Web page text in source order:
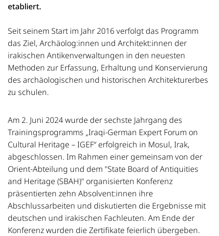
etabliert.
Seit seinem Start im Jahr 2016 verfolgt das Programm
das Ziel, Archäolog:innen und Architekt:innen der
irakischen Antikenverwaltungen in den neuesten
Methoden zur Erfassung, Erhaltung und Konservierung
des archäologischen und historischen Architekturerbes
zu schulen.
Am 2. Juni 2024 wurde der sechste Jahrgang des
Trainingsprogramms „Iraqi-German Expert Forum on
Cultural Heritage – IGEF“ erfolgreich in Mosul, Irak,
abgeschlossen. Im Rahmen einer gemeinsam von der
Orient-Abteilung und dem "State Board of Antiquities
and Heritage (SBAH)" organisierten Konferenz
präsentierten zehn Absolvent:innen ihre
Abschlussarbeiten und diskutierten die Ergebnisse mit
deutschen und irakischen Fachleuten. Am Ende der
Konferenz wurden die Zertifikate feierlich übergeben.